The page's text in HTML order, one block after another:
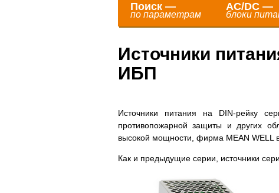
Поиск —
по параметрам
AC/DC —
блоки
Источники
ИБП
Источники питания на DIN-рейку
противопожарной защиты и других
высокой мощности, фирма MEAN WELL
Как и предыдущие серии, источники